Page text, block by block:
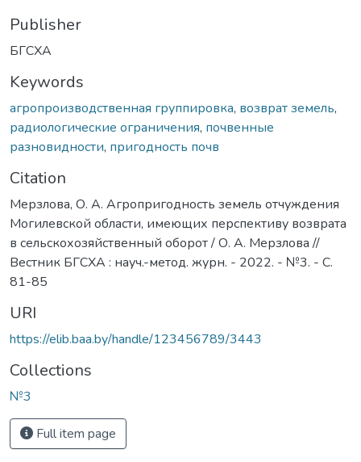
Publisher
БГСХА
Keywords
агропроизводственная группировка, возврат земель,
радиологические ограничения, почвенные
разновидности, пригодность почв
Citation
Мерзлова, О. А. Агропригодность земель отчуждения
Могилевской области, имеющих перспективу возврата
в сельскохозяйственный оборот / О. А. Мерзлова //
Вестник БГСХА : науч.-метод. журн. - 2022. - №3. - С.
81-85
URI
https://elib.baa.by/handle/123456789/3443
Collections
№3
Full item page